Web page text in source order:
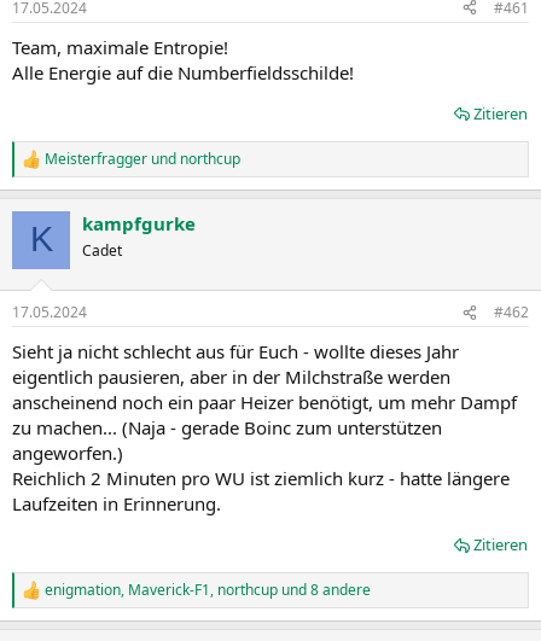
e
:
17.05.2024 #461
Team, maximale Entropie!
Alle Energie auf die Numberfieldsschilde!
Zitieren
R
e
e
:
Meisterfragger und northcup
K kampfgurke
Cadet
17.05.2024 #462
Sieht ja nicht schlecht aus für Euch - wollte dieses Jahr
eigentlich pausieren, aber in der Milchstraße werden
anscheinend noch ein paar Heizer benötigt, um mehr Dampf
zu machen... (Naja - gerade Boinc zum unterstützen
angeworfen.)
Reichlich 2 Minuten pro WU ist ziemlich kurz - hatte längere
Laufzeiten in Erinnerung.
Zitieren
R
e
enigmation, Maverick-F1, northcup und 8 andere